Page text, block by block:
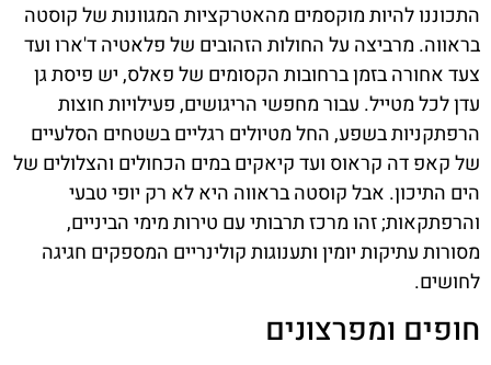
התכוננו להיות מוקסמים מהאטרקציות המגוונות של קוסטה
בראווה. מרביצה על החולות הזהובים של פלאטיה ד'ארו ועד
צעד אחורה בזמן ברחובות הקסומים של פאלס, יש פיסת גן
עדן לכל מטייל. עבור מחפשי הריגושים, פעילויות חוצות
הרפתקניות בשפע, החל מטיולים רגליים בשטחים הסלעיים
של קאפ דה קראוס ועד קיאקים במים הכחולים והצלולים של
הים התיכון. אבל קוסטה בראווה היא לא רק יופי טבעי
והרפתקאות; זהו מרכז תרבותי עם טירות מימי הביניים,
מסורות עתיקות יומין ותענוגות קולינריים המספקים חגיגה
לחושים.
חופים ומפרצונים